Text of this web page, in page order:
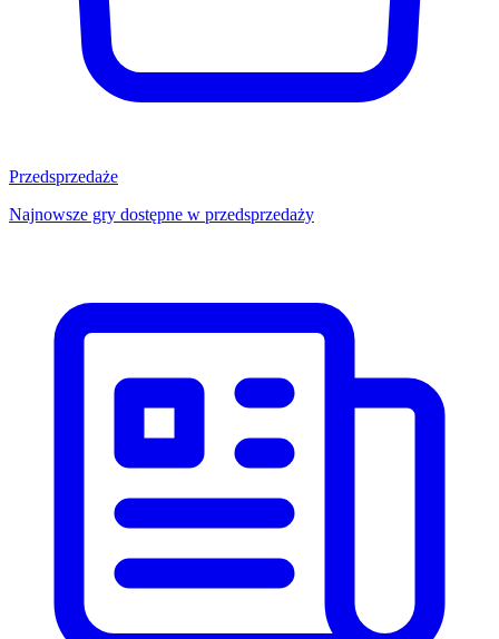
Przedsprzedaże
Najnowsze gry dostępne w przedsprzedaży